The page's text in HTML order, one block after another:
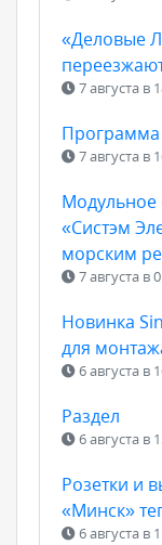
«Деловые
7 августа в
Программа
7 августа в
Модульное
«Систэм
морским
7 августа в
Новинка
для
6 августа в
Раздел
6 августа в
Розетки и
«Минск»
6 августа в